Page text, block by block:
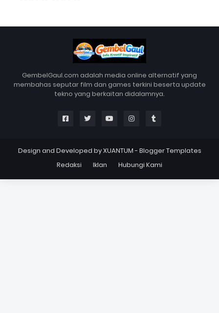
GembelGaul.com adalah media online alternatif yang
membahas seputar film dan games terkini beserta update
tekno yang berkaitan didalamnya.
Design and Developed byXUANTUM- Blogger Templates
Redaksi
Iklan Hubungi Kami